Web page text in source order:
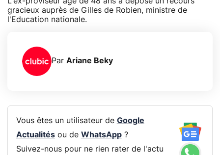
gracieux auprès de Gilles de Robien, ministre de
l'Education nationale.
Par Ariane Beky
Vous êtes un utilisateur de Google
Actualitésou de WhatsApp?
Suivez-nous pour ne rien rater de l'actu